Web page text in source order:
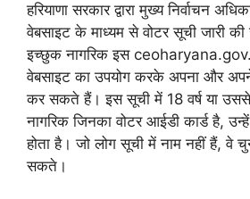
हरियाणा सरकार द्वारा मुख्य निर्वाचन
वेबसाइट के माध्यम से वोटर सूची जारी
इच्छुक नागरिक इस
वेबसाइट का उपयोग करके अपना और
कर सकते हैं। इस सूची में 18 वर्ष या
नागरिक जिनका वोटर आईडी कार्ड है,
होता है। जो लोग सूची में नाम नहीं हैं, वे
सकते।